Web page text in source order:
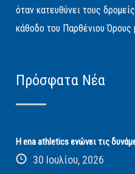
όταν κατευθύνει τους
κάθοδο του Παρθένιου Όρους
Πρόσφατα Νέα
Η ena athletics ενώνει τις
30 Ιουλίου, 2026